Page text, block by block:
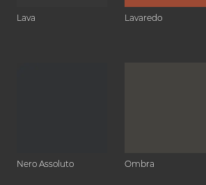
Lava Lavaredo
Nero Assoluto Ombra